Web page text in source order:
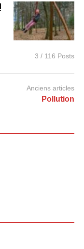
3 / 116 Posts
Anciens articles
Pollution